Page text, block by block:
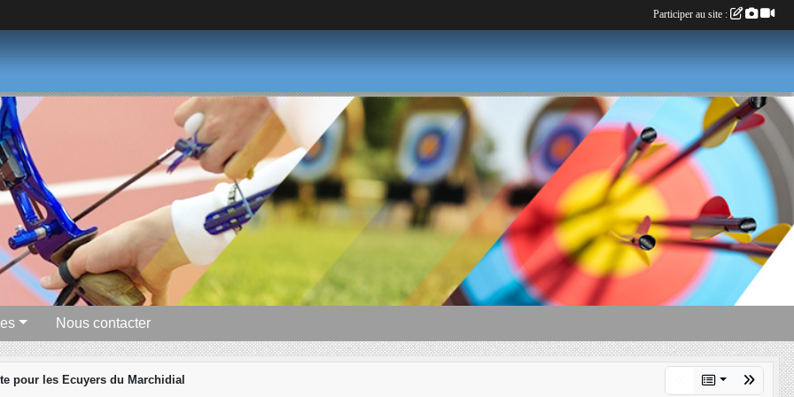
Nous contacter
pour les Ecuyers du Marchidial
Participer au site :